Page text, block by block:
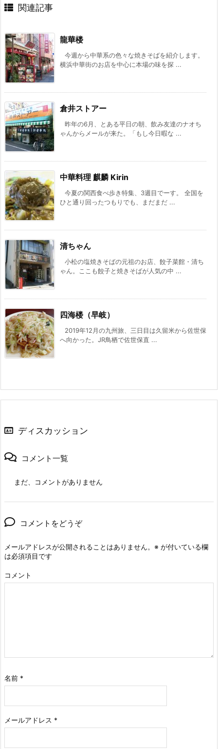
関連記事
龍華楼
今週から中華系の色々な焼きそばを紹介します。
横浜中華街のお店を中心に本場の味を探 ...
倉井ストアー
昨年の6月、とある平日の朝、飲み友達のナオち
ゃんからメールが来た。「もし今日暇な ...
中華料理 麒麟 Kirin
今夏の関西食べ歩き特集、3週目でーす。 全国を
ひと通り回ったつもりでも、まだまだ ...
清ちゃん
小松の塩焼きそばの元祖のお店、餃子菜館・清ち
ゃん。ここも餃子と焼きそばが人気の中 ...
四海楼（早岐）
2019年12月の九州旅、三日目は久留米から佐世保
へ向かった。JR鳥栖で佐世保直 ...
ディスカッション
コメント一覧
まだ、コメントがありません
コメントをどうぞ
メールアドレスが公開されることはありません。 ※ が付いている欄
は必須項目です
コメント
名前 *
メールアドレス *